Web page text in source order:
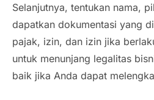
Selanjutnya, tentukan nama,
dapatkan dokumentasi yang
pajak, izin, dan izin jika
untuk menunjang legalitas
baik jika Anda dapat